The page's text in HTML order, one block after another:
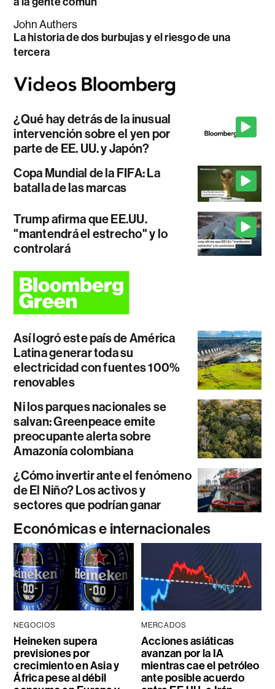
John Authers
La historia de dos burbujas y el riesgo de una
tercera
¿Qué hay detrás de la inusual
intervención sobre el yen por
parte de EE. UU. y Japón?
Copa Mundial de la FIFA: La
batalla de las marcas
Trump afirma que EE.UU.
"mantendrá el estrecho" y lo
controlará
Así logró este país de América
Latina generar toda su
electricidad con fuentes 100%
renovables
Ni los parques nacionales se
salvan: Greenpeace emite
preocupante alerta sobre
Amazonía colombiana
¿Cómo invertir ante el fenómeno
de El Niño? Los activos y
sectores que podrían ganar
Económicas e internacionales
NEGOCIOS
Heineken supera
previsiones por
crecimiento en Asia y
África pese al débil
MERCADOS
Acciones asiáticas
avanzan por la IA
mientras cae el petróleo
ante posible acuerdo